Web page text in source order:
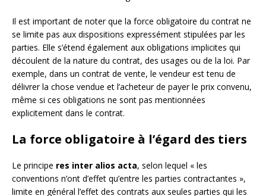
Il est important de noter que la force obligatoire du contrat ne
se limite pas aux dispositions expressément stipulées par les
parties. Elle s’étend également aux obligations implicites qui
découlent de la nature du contrat, des usages ou de la loi. Par
exemple, dans un contrat de vente, le vendeur est tenu de
délivrer la chose vendue et l’acheteur de payer le prix convenu,
même si ces obligations ne sont pas mentionnées
explicitement dans le contrat.
La force obligatoire à l’égard des tiers
Le principe res inter alios acta, selon lequel « les
conventions n’ont d’effet qu’entre les parties contractantes »,
limite en général l’effet des contrats aux seules parties qui les